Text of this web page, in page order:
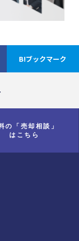
B!ブックマーク
の「売却相談」
はこちら